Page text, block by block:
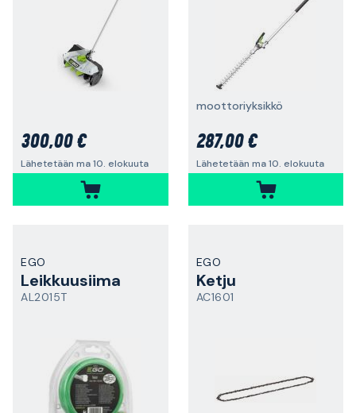
300,00 €
Lähetetään ma 10. elokuuta
moottoriyksikkö
287,00 €
Lähetetään ma 10. elokuuta
EGO
Leikkuusiima
AL2015T
EGO
Ketju
AC1601